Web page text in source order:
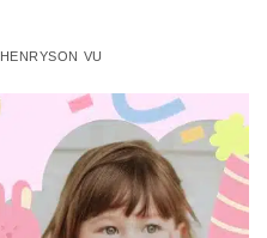
HENRYSON VU